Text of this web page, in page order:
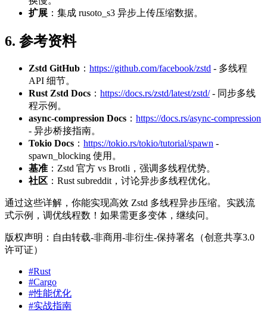
扩展 ：集成 rusoto_s3 异步上传压缩数据。
6. 参考资料
Zstd GitHub ： https://github.com/facebook/zstd - 多线程
API 细节。
Rust Zstd Docs ： https://docs.rs/zstd/latest/zstd/- 同步多线
程示例。
async-compression Docs ： https://docs.rs/async-compression
- 异步桥接指南。
Tokio Docs ： https://tokio.rs/tokio/tutorial/spawn -
spawn_blocking 使用。
基准 ：Zstd 官方 vs Brotli，强调多线程优势。
社区 ：Rust subreddit，讨论异步多线程优化。
通过这些详解，你能实现高效 Zstd 多线程异步压缩。实践流
式示例，调优线程数！如果需更多变体，继续问。
版权声明：自由转载-非商用-非衍生-保持署名（创意共享3.0
许可证）
#Rust
#Cargo
#性能优化
#实战指南